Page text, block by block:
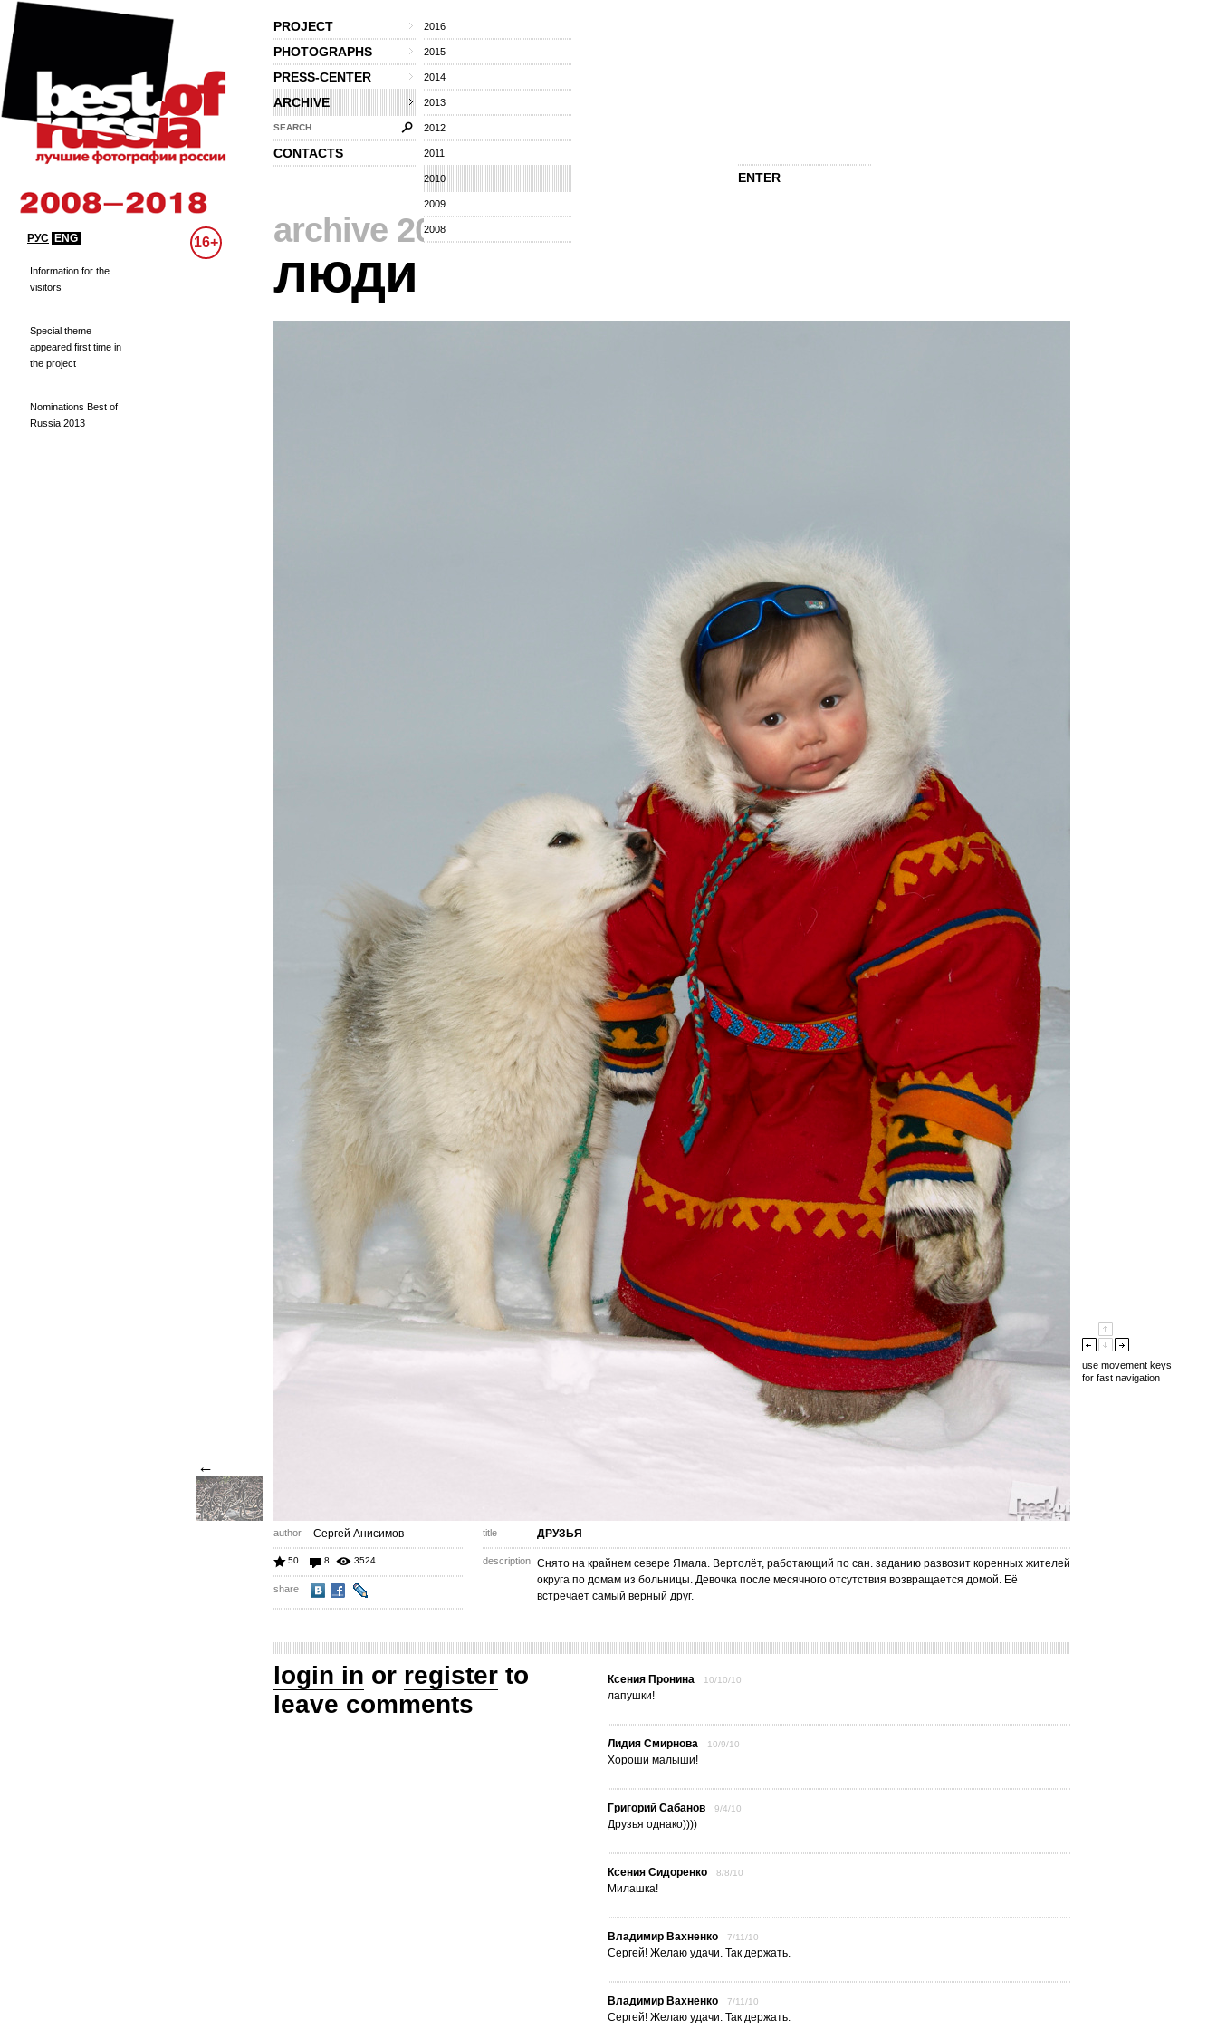
PROJECT
PHOTOGRAPHS
PRESS-CENTER
ARCHIVE
2016
2015
2014
2013
2012
2011
2010
2009
2008
SEARCH
CONTACTS
ENTER
РУС ENG 16+
Information for the
visitors
Special theme
appeared first time in
the project
Nominations Best of
Russia 2013
archive 2010⁄
люди
←
use movement keys
for fast navigation
author Сергей Анисимов
50 8 3524
share
title ДРУЗЬЯ
description Снято на крайнем севере Ямала. Вертолёт, работающий по сан. заданию развозит коренных жителей
округа по домам из больницы. Девочка после месячного отсутствия возвращается домой. Её
встречает самый верный друг.
login in or register to
leave comments
Ксения Пронина 10/10/10
лапушки!
Лидия Смирнова 10/9/10
Хороши малыши!
Григорий Сабанов 9/4/10
Друзья однако))))
Ксения Сидоренко 8/8/10
Милашка!
Владимир Вахненко 7/11/10
Сергей! Желаю удачи. Так держать.
Владимир Вахненко 7/11/10
Сергей! Желаю удачи. Так держать.